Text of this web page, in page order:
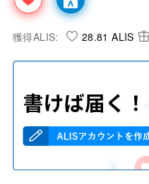
獲得ALIS: 28.81 ALIS